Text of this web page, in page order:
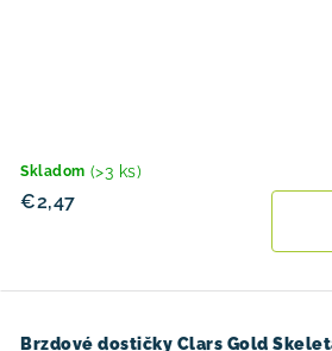
Skladom (>3 ks)
€2,47
Brzdové dostičky Clars Gold